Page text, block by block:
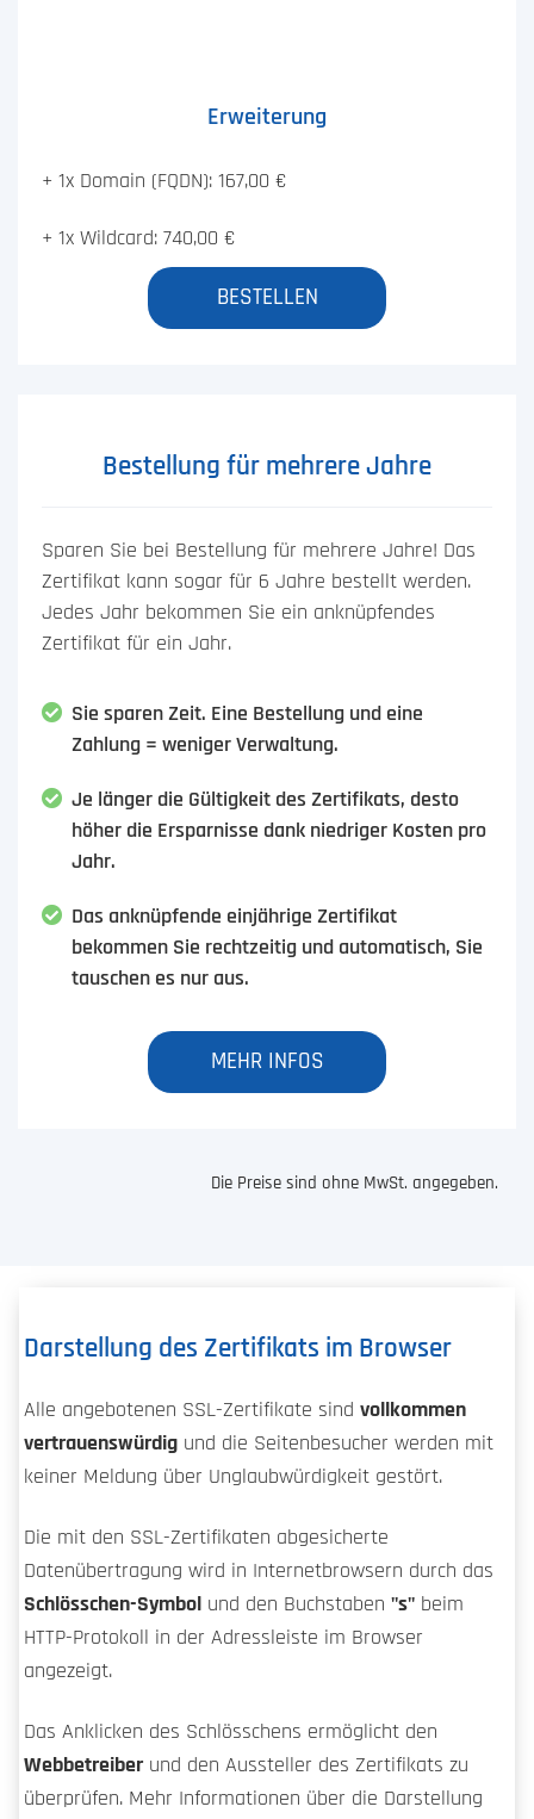
Erweiterung
+ 1x Domain (FQDN): 167,00 €
+ 1x Wildcard: 740,00 €
BESTELLEN
Bestellung für mehrere Jahre
Sparen Sie bei Bestellung für mehrere Jahre! Das
Zertifikat kann sogar für 6 Jahre bestellt werden.
Jedes Jahr bekommen Sie ein anknüpfendes
Zertifikat für ein Jahr.
Sie sparen Zeit. Eine Bestellung und eine
Zahlung = weniger Verwaltung.
Je länger die Gültigkeit des Zertifikats, desto
höher die Ersparnisse dank niedriger Kosten pro
Jahr.
Das anknüpfende einjährige Zertifikat
bekommen Sie rechtzeitig und automatisch, Sie
tauschen es nur aus.
MEHR INFOS
Die Preise sind ohne MwSt. angegeben.
Darstellung des Zertifikats im Browser
Alle angebotenen SSL-Zertifikate sind vollkommen
vertrauenswürdig und die Seitenbesucher werden mit
keiner Meldung über Unglaubwürdigkeit gestört.
Die mit den SSL-Zertifikaten abgesicherte
Datenübertragung wird in Internetbrowsern durch das
Schlösschen-Symbol und den Buchstaben "s" beim
HTTP-Protokoll in der Adressleiste im Browser
angezeigt.
Das Anklicken des Schlösschens ermöglicht den
Webbetreiber und den Aussteller des Zertifikats zu
überprüfen. Mehr Informationen über die Darstellung